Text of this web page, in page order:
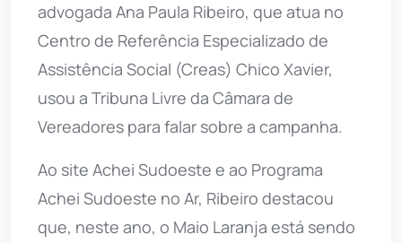
advogada Ana Paula Ribeiro, que atua no
Centro de Referência Especializado de
Assistência Social (Creas) Chico Xavier,
usou a Tribuna Livre da Câmara de
Vereadores para falar sobre a campanha.
Ao site Achei Sudoeste e ao Programa
Achei Sudoeste no Ar, Ribeiro destacou
que, neste ano, o Maio Laranja está sendo